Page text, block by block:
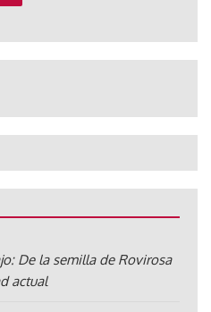
De la semilla de Rovirosa
actual